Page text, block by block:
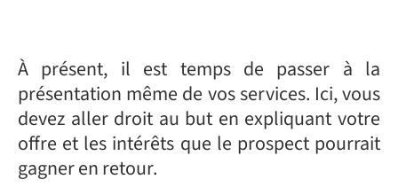
À présent, il est temps de passer à la
présentation même de vos services. Ici, vous
devez aller droit au but en expliquant votre
offre et les intérêts que le prospect pourrait
gagner en retour.